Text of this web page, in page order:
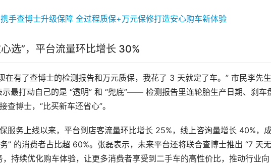
选”，平台流量环比增长 30%
在有了查博士的检测报告和万元质保，我花了 3 天就定了车。” 市民李先
最打动自己的是 “透明” 和 “兜底”—— 检测报告里连轮胎生产日期、刹车
博士，“比买新车还省心”。
服务上线以来，平台到店客流量环比增长 25%，线上咨询量增长 40%，
” 的消费者占比超 60%。张磊表示，未来平台还将联合查博士推出 “7 天
，持续优化购车体验，让更多消费者享受到二手车的高性价比，推动行业向